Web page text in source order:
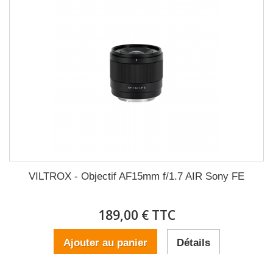
VILTROX - Objectif AF15mm f/1.7 AIR Sony FE
189,00 € TTC
Ajouter au panier Détails